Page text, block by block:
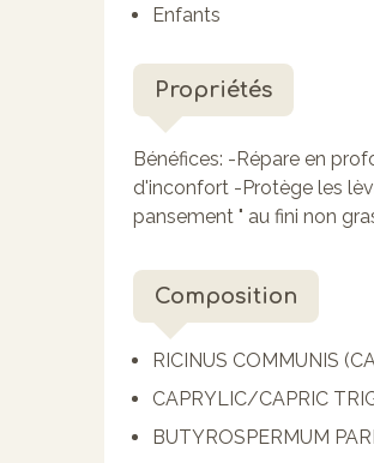
Enfants
Propriétés
Bénéfices: -Répare en
d'inconfort -Protège les
pansement " au fini non
Composition
RICINUS COMMUNIS
CAPRYLIC/CAPRIC
BUTYROSPERMUM